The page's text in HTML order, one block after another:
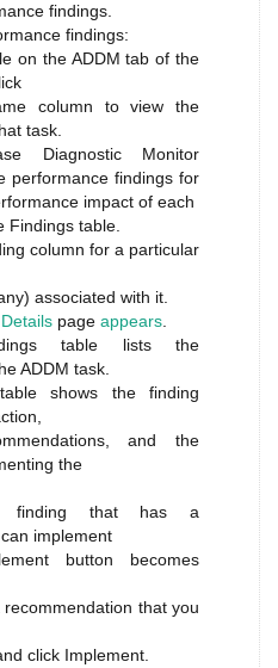
findings.
findings:
on the ADDM tab of the
column to view the
task.
Diagnostic Monitor
performance findings for
impact of each
Findings table.
column for a particular
associated with it.
Details page appears
table lists the
ADDM task.
shows the finding
and the
the
finding that has a
implement
button becomes
that you
click Implement.